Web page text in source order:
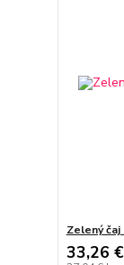
Zelený
33,26 €